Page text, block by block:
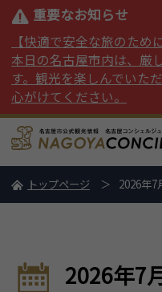
重要なお知らせ
【快適で安全な旅のため
本日の名古屋市内は、厳
す。観光を楽しんでいた
心がけてください。
トップページ 2026年7
2026年7